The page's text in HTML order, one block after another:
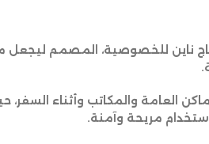
للخصوصية، المصمم ليجعل
العامة والمكاتب وأثناء السفر،
مريحة وآمنة.